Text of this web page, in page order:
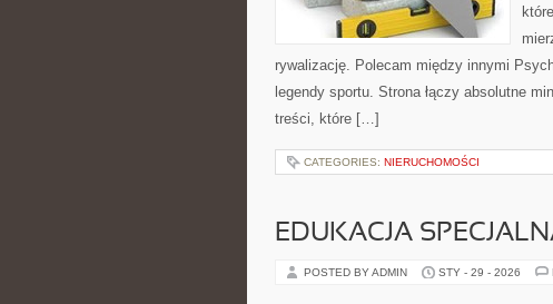
rywalizację. Polecam między innymi
legendy sportu. Strona łączy absolutne
treści, które […]
CATEGORIES: NIERUCHOMOŚCI
EDUKACJA
POSTED BY ADMIN STY - 29 - 2026